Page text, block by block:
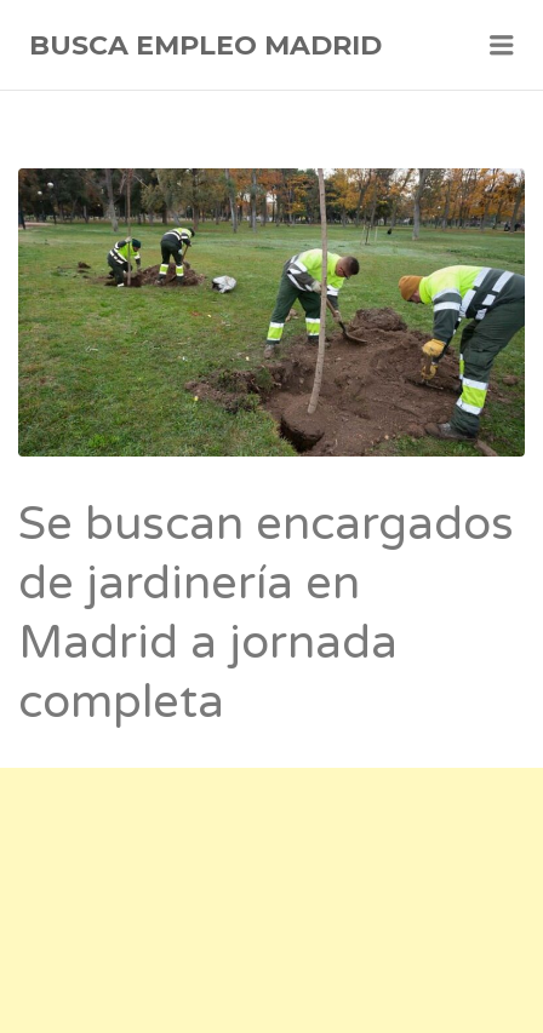
BUSCA EMPLEO MADRID
Se buscan encargados
de jardinería en
Madrid a jornada
completa